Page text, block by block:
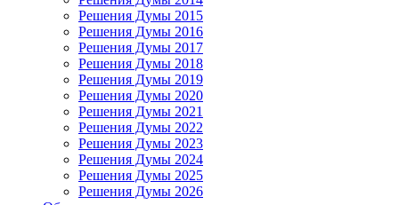
Решения Думы 2015
Решения Думы 2016
Решения Думы 2017
Решения Думы 2018
Решения Думы 2019
Решения Думы 2020
Решения Думы 2021
Решения Думы 2022
Решения Думы 2023
Решения Думы 2024
Решения Думы 2025
Решения Думы 2026